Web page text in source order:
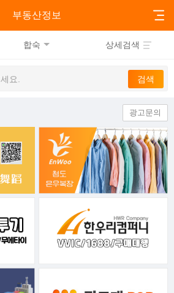
부동산정보
합숙 상세검색
광고문의